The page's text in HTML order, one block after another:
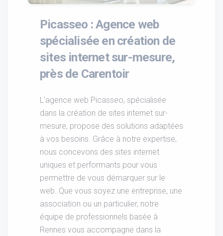
Picasseo : Agence web
spécialisée en création de
sites internet sur-mesure,
près de Carentoir
L'agence web Picasseo, spécialisée
dans la création de sites internet sur-
mesure, propose des solutions adaptées
à vos besoins. Grâce à notre expertise,
nous concevons des sites internet
uniques et performants pour vous
permettre de vous démarquer sur le
web. Que vous soyez une entreprise, une
association ou un particulier, notre
équipe de professionnels basée à
Rennes vous accompagne dans la